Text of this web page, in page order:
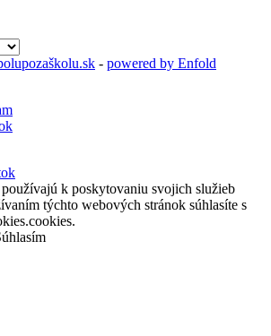
- powered by Enfold
k poskytovaniu svojich služieb
týchto webových stránok súhlasíte s